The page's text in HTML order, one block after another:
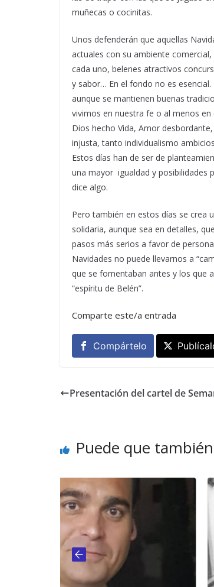
muñecas o cocinitas.
Unos defenderán que aquellas
actuales con su ambiente
cada uno, belenes atractivos
y sabor… En el fondo no es
aunque se mantienen buenas
vivimos en nuestra fe o al menos en
Dios hecho Vida, Amor
injusta, tanto individualismo
Estos días han de ser de
una mayor igualdad y posibilidades
dice algo.
Pero también en estos días se crea
solidaria, aunque sea en detalles,
pasos más serios a favor de
Navidades no puede llevarnos a
que se fomentaban antes y los que
“espíritu de Belén”.
Comparte este/a entrada
Compártelo
Presentación del cartel de
Puede que